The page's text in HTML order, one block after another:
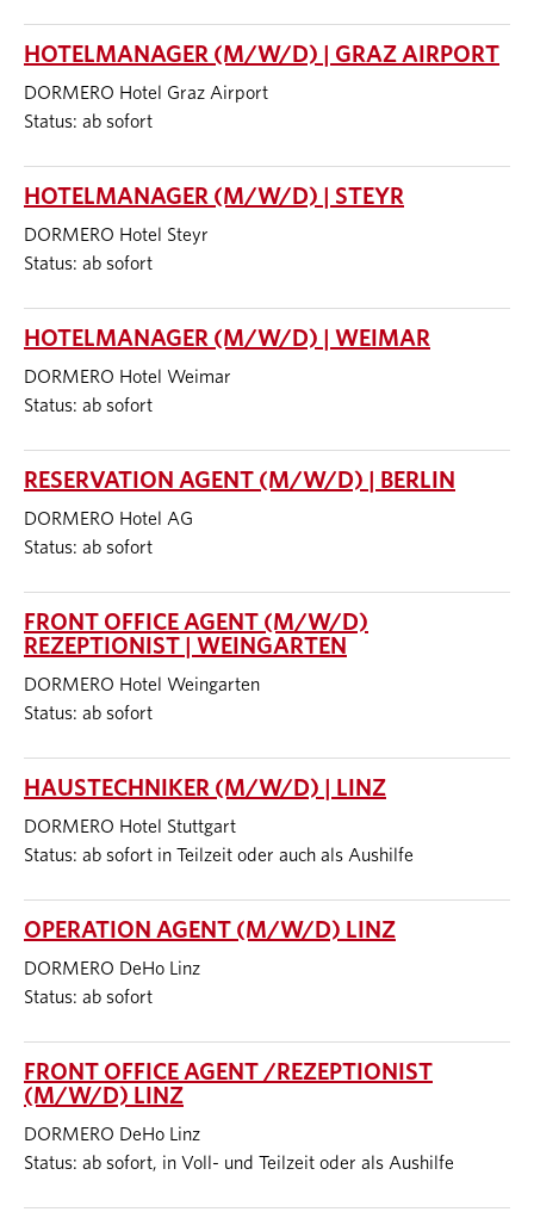
HOTELMANAGER (M/W/D) | GRAZ AIRPORT
DORMERO Hotel Graz Airport
Status: ab sofort
HOTELMANAGER (M/W/D) | STEYR
DORMERO Hotel Steyr
Status: ab sofort
HOTELMANAGER (M/W/D) | WEIMAR
DORMERO Hotel Weimar
Status: ab sofort
RESERVATION AGENT (M/W/D) | BERLIN
DORMERO Hotel AG
Status: ab sofort
FRONT OFFICE AGENT (M/W/D)
REZEPTIONIST | WEINGARTEN
DORMERO Hotel Weingarten
Status: ab sofort
HAUSTECHNIKER (M/W/D) | LINZ
DORMERO Hotel Stuttgart
Status: ab sofort in Teilzeit oder auch als Aushilfe
OPERATION AGENT (M/W/D) LINZ
DORMERO DeHo Linz
Status: ab sofort
FRONT OFFICE AGENT /REZEPTIONIST
(M/W/D) LINZ
DORMERO DeHo Linz
Status: ab sofort, in Voll- und Teilzeit oder als Aushilfe